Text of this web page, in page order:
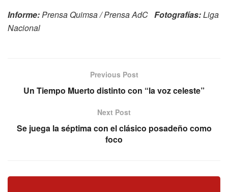
Informe: Prensa Quimsa / Prensa AdC Fotografías:Liga
Nacional
Previous Post
Un Tiempo Muerto distinto con “la voz celeste”
Next Post
Se juega la séptima con el clásico posadeño como
foco